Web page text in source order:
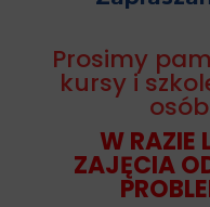
Prosimy
kursy i
W RAZIE
ZAJĘCIA